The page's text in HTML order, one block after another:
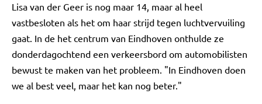
Lisa van der Geer is nog maar 14, maar al heel
vastbesloten als het om haar strijd tegen luchtvervuiling
gaat. In de het centrum van Eindhoven onthulde ze
donderdagochtend een verkeersbord om automobilisten
bewust te maken van het probleem. "In Eindhoven doen
we al best veel, maar het kan nog beter."